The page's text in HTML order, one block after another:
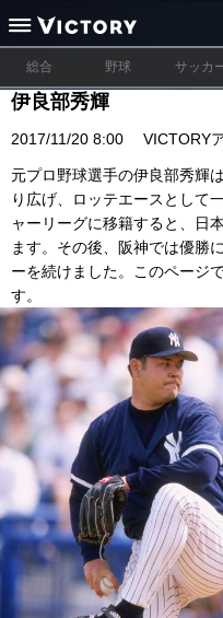
総合 野球 サッカ
伊良部秀輝
2017/11/20 8:00 VICTORY
元プロ野球選手の伊良部秀輝
り広げ、ロッテエースとして
ャーリーグに移籍すると、日
ます。その後、阪神では優勝
ーを続けました。このページ
す。